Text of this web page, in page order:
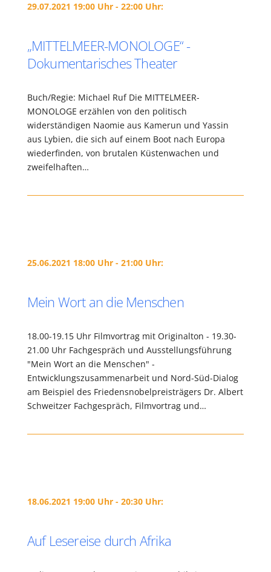
29.07.2021 19:00 Uhr - 22:00 Uhr:
„MITTELMEER-MONOLOGE“ -
Dokumentarisches Theater
Buch/Regie: Michael Ruf Die MITTELMEER-
MONOLOGE erzählen von den politisch
widerständigen Naomie aus Kamerun und Yassin
aus Lybien, die sich auf einem Boot nach Europa
wiederfinden, von brutalen Küstenwachen und
zweifelhaften…
25.06.2021 18:00 Uhr - 21:00 Uhr:
Mein Wort an die Menschen
18.00-19.15 Uhr Filmvortrag mit Originalton - 19.30-
21.00 Uhr Fachgespräch und Ausstellungsführung
"Mein Wort an die Menschen" -
Entwicklungszusammenarbeit und Nord-Süd-Dialog
am Beispiel des Friedensnobelpreisträgers Dr. Albert
Schweitzer Fachgespräch, Filmvortrag und…
18.06.2021 19:00 Uhr - 20:30 Uhr:
Auf Lesereise durch Afrika